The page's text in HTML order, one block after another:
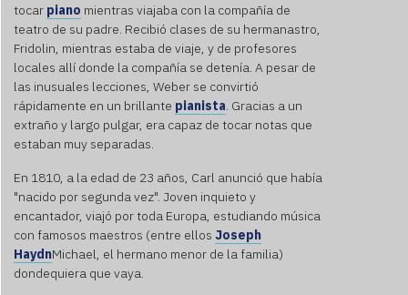
For this
third
party
feature
to load,
please
click
'accept'.
More
Information
Accept
by
tocar piano mientras viajaba con la compañía de
teatro de su padre. Recibió clases de su hermanastro,
Fridolin, mientras estaba de viaje, y de profesores
locales allí donde la compañía se detenía. A pesar de
las inusuales lecciones, Weber se convirtió
rápidamente en un brillante pianista . Gracias a un
extraño y largo pulgar, era capaz de tocar notas que
estaban muy separadas.
En 1810, a la edad de 23 años, Carl anunció que había
"nacido por segunda vez". Joven inquieto y
encantador, viajó por toda Europa, estudiando música
con famosos maestros (entre ellos Joseph
HaydnMichael, el hermano menor de la familia)
dondequiera que vaya.